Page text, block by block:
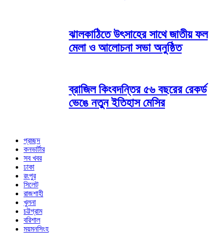
ঝালকাঠিতে উৎসাহের সাথে জাতীয় ফল
মেলা ও আলোচনা সভা অনুষ্ঠিত
ব্রাজিল কিংবদন্তির ৫৬ বছরের রেকর্ড
ভেঙে নতুন ইতিহাস মেসির
প্রচ্ছদ
কনভার্টার
সব খবর
ঢাকা
রংপুর
সিলেট
রাজশাহী
খুলনা
চট্টগ্রাম
বরিশাল
ময়মনসিংহ